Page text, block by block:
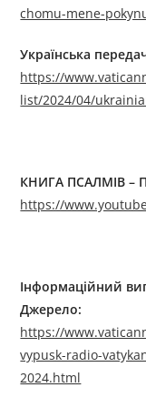
chomu-mene-
Українська
https://
list/2024/04/
КНИГА ПСАЛМІВ–
https://
Інформаційний
Джерелo:
https://
vypusk-radio-
2024.html